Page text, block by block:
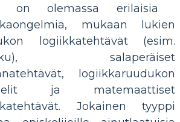
on olemassa erilaisia
mukaan lukien
logiikkatehtävät (esim.
salaperäiset
logiikkaruudukon
ja matemaattiset
Jokainen tyyppi